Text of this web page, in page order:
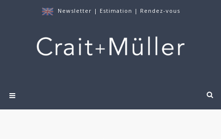
Newsletter | Estimation | Rendez-vous